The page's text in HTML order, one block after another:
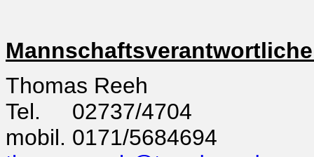
Thomas Reeh
Tel. 02737/4704
mobil. 0171/5684694